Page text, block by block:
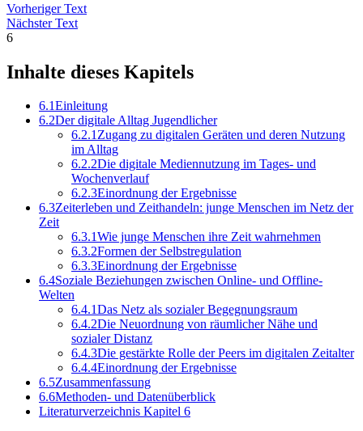
Vorheriger Text
Nächster Text
6
Inhalte dieses Kapitels
6.1Einleitung
6.2Der digitale Alltag Jugendlicher
6.2.1Zugang zu digitalen Geräten und deren Nutzung
im Alltag
6.2.2Die digitale Mediennutzung im Tages- und
Wochenverlauf
6.2.3Einordnung der Ergebnisse
6.3Zeiterleben und Zeithandeln: junge Menschen im Netz der
Zeit
6.3.1Wie junge Menschen ihre Zeit wahrnehmen
6.3.2Formen der Selbstregulation
6.3.3Einordnung der Ergebnisse
6.4Soziale Beziehungen zwischen Online- und Offline-
Welten
6.4.1Das Netz als sozialer Begegnungsraum
6.4.2Die Neuordnung von räumlicher Nähe und
sozialer Distanz
6.4.3Die gestärkte Rolle der Peers im digitalen Zeitalter
6.4.4Einordnung der Ergebnisse
6.5Zusammenfassung
6.6Methoden- und Datenüberblick
Literaturverzeichnis Kapitel 6